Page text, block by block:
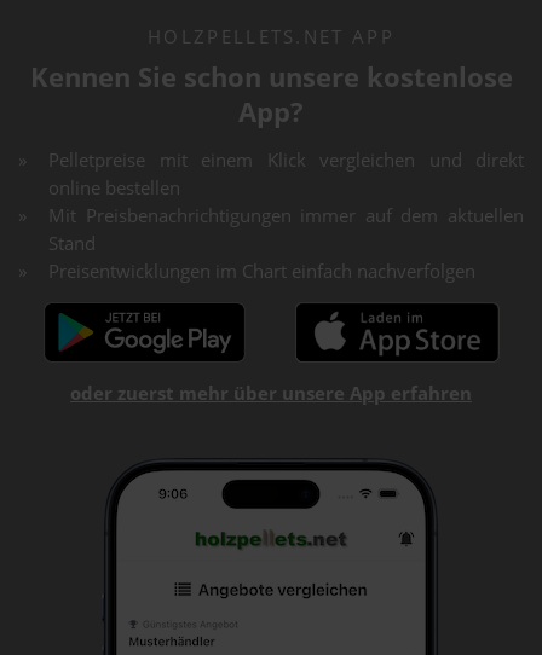
HOLZPELLETS.NET APP
Kennen Sie schon unsere kostenlose
App?
Pelletpreise mit einem Klick vergleichen und direkt
online bestellen
Mit Preisbenachrichtigungen immer auf dem aktuellen
Stand
Preisentwicklungen im Chart einfach nachverfolgen
oder zuerst mehr über unsere App erfahren